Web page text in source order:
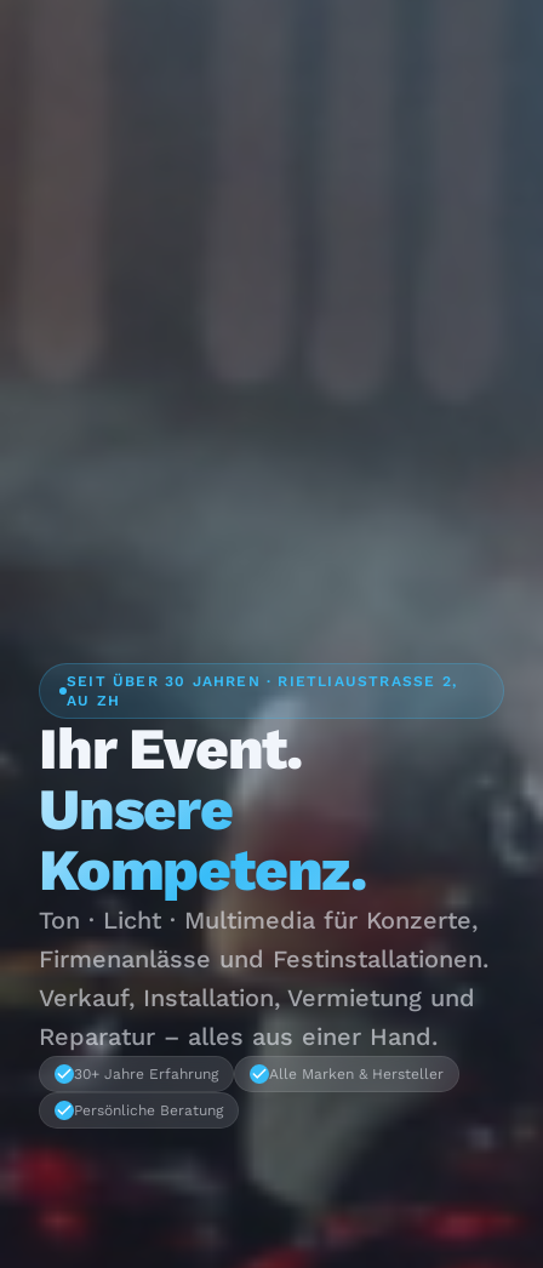
SEIT ÜBER 30 JAHREN · RIETLIAUSTRASSE 2,
AU ZH
Ihr Event.
Unsere
Kompetenz.
Ton · Licht · Multimedia für Konzerte,
Firmenanlässe und Festinstallationen.
Verkauf, Installation, Vermietung und
Reparatur – alles aus einer Hand.
30+ Jahre Erfahrung Alle Marken & Hersteller
Persönliche Beratung